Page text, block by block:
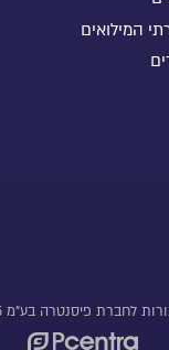
המילואים
לחברת פיסנטרה בע"מ 2015 - 2026 ©